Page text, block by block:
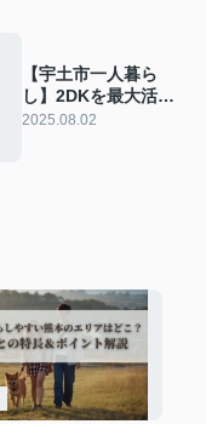
【宇土市一人暮ら
し】2DKを最大活
用！社会人の快適ラ
2025.08.02